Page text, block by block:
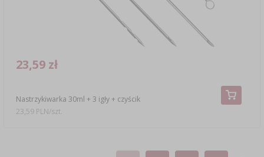
Nastrzykiwarka 30ml + 3 igły + czyścik
23,59 zł
23,59 PLN/szt.